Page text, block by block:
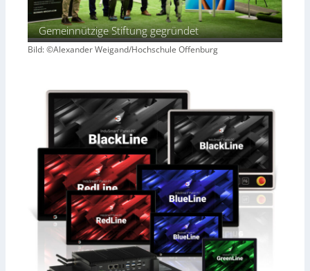
Gemeinnützige Stiftung gegründet
Bild: ©Alexander Weigand/Hochschule Offenburg